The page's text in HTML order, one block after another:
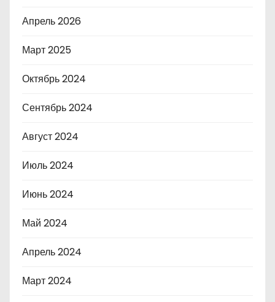
Апрель 2026
Март 2025
Октябрь 2024
Сентябрь 2024
Август 2024
Июль 2024
Июнь 2024
Май 2024
Апрель 2024
Март 2024